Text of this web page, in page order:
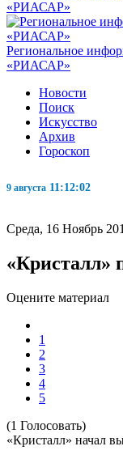
Региональное
«РИАСАР»
Новости
Поиск
Искусство
Архив
Гороскоп
9 августа 11:12:02
Среда, 16 Ноябрь
«Кристалл»
Оцените материал
1
2
3
4
5
(1 Голосовать)
«Кристалл» начал